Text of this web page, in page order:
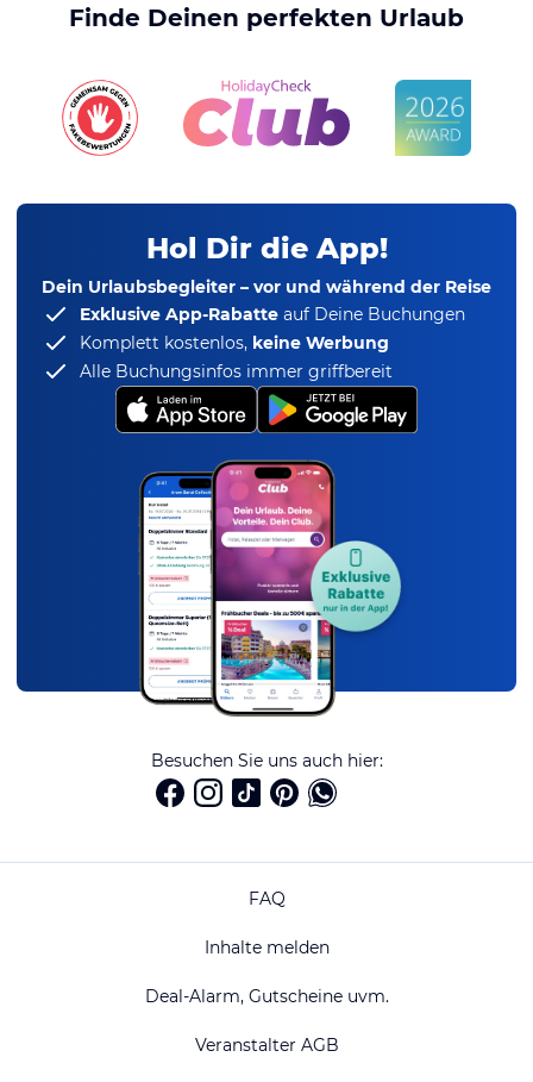
Finde Deinen perfekten Urlaub
Hol Dir die App!
Dein Urlaubsbegleiter – vor und während der Reise
Exklusive App-Rabatte auf Deine Buchungen
Komplett kostenlos, keine Werbung
Alle Buchungsinfos immer griffbereit
Besuchen Sie uns auch hier:
FAQ
Inhalte melden
Deal-Alarm, Gutscheine uvm.
Veranstalter AGB